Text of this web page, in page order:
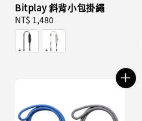
Bitplay 斜背小包掛繩
Regular
price
NT$ 1,480